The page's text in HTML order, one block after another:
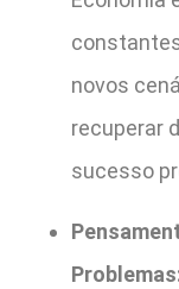
novos
recuperar
sucesso